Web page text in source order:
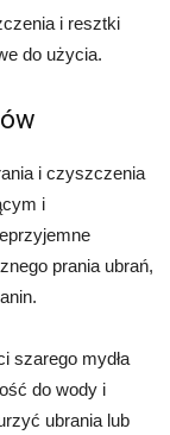
i resztki
do użycia.
i czyszczenia
i
prania ubrań,
szarego mydła
do wody i
ubrania lub